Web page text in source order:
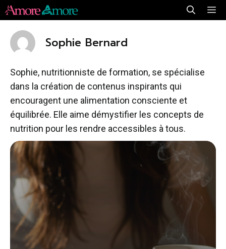
Aller
au
contenu
Sophie Bernard
Sophie, nutritionniste de formation, se spécialise
dans la création de contenus inspirants qui
encouragent une alimentation consciente et
équilibrée. Elle aime démystifier les concepts de
nutrition pour les rendre accessibles à tous.